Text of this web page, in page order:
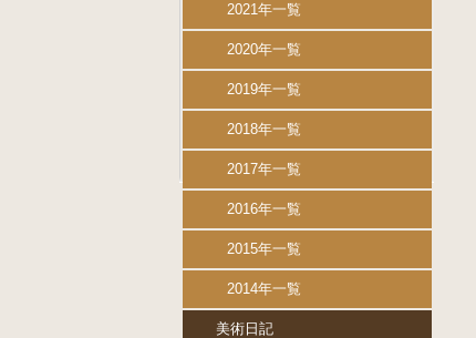
2021年一覧
2020年一覧
2019年一覧
2018年一覧
2017年一覧
2016年一覧
2015年一覧
2014年一覧
美術日記